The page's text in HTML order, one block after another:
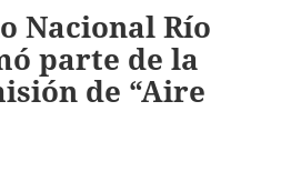
Nacional Río
parte de la
de “Aire